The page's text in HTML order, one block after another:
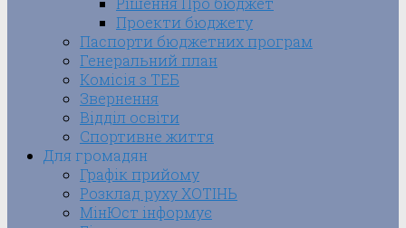
Проекти бюджету
Паспорти бюджетних програм
Генеральний план
Комісія з ТЕБ
Звернення
Відділ освіти
Спортивне життя
Для громадян
Графік прийому
Розклад руху ХОТІНЬ
МінЮст інформує